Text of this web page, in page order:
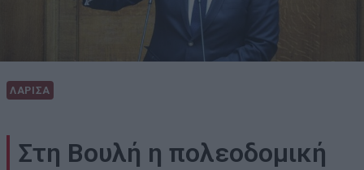
ΛΑΡΙΣΑ
Στη Βουλή η πολεοδομική